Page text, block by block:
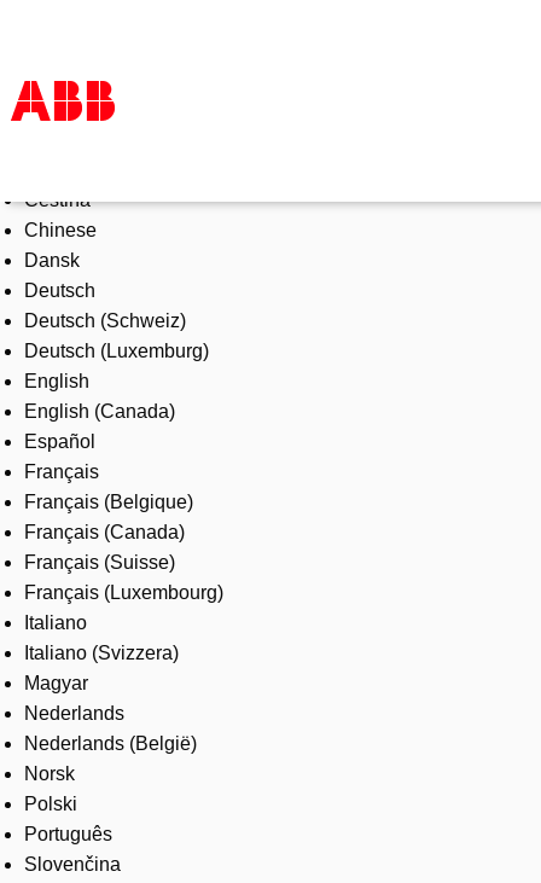
Products & Solutions
Industries
Services
About us
Where to buy
Contact us
Careers
Čeština
Chinese
Dansk
Deutsch
Deutsch (Schweiz)
Deutsch (Luxemburg)
English
English (Canada)
Español
Français
Français (Belgique)
Français (Canada)
Français (Suisse)
Français (Luxembourg)
Italiano
Italiano (Svizzera)
Magyar
Nederlands
Nederlands (België)
Norsk
Polski
Português
Slovenčina